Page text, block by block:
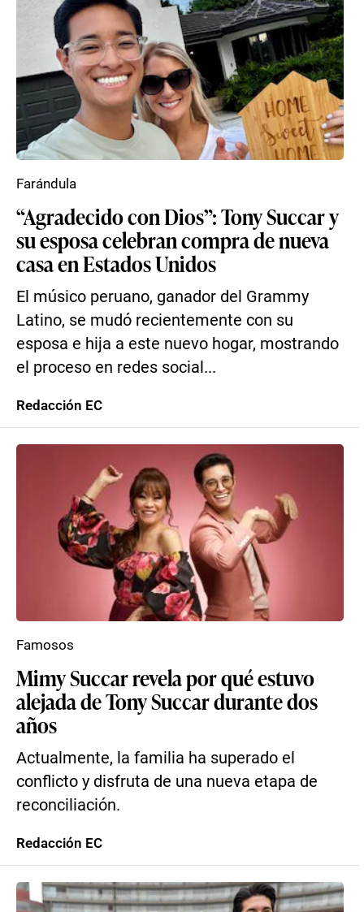
“Agradecido con Dios”: Tony Succar y
su esposa celebran compra de nueva
casa en Estados Unidos
El músico peruano, ganador del Grammy
Latino, se mudó recientemente con su
esposa e hija a este nuevo hogar, mostrando
el proceso en redes social...
Farándula
Redacción EC
Mimy Succar revela por qué estuvo
alejada de Tony Succar durante dos
años
Actualmente, la familia ha superado el
conflicto y disfruta de una nueva etapa de
reconciliación.
Famosos
Redacción EC